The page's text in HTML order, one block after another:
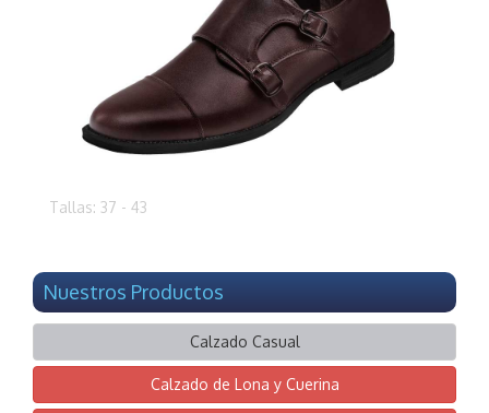
Tallas: 37 - 43
Nuestros Productos
Calzado Casual
Calzado de Lona y Cuerina